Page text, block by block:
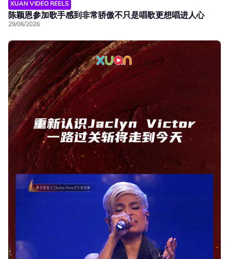
XUAN VIDEO REELS
陈颖恩参加歌手感到非常骄傲不只是唱歌更想唱进人心
29/06/2026